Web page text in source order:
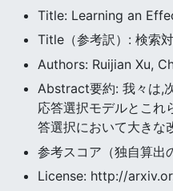
Title: Learning an
Title（参考訳）: 検索
Authors: Ruijian Xu,
Abstract要約: 我々は,
応答選択モデルとこれ
答選択において大きな
参考スコア（独自算出
License: http://